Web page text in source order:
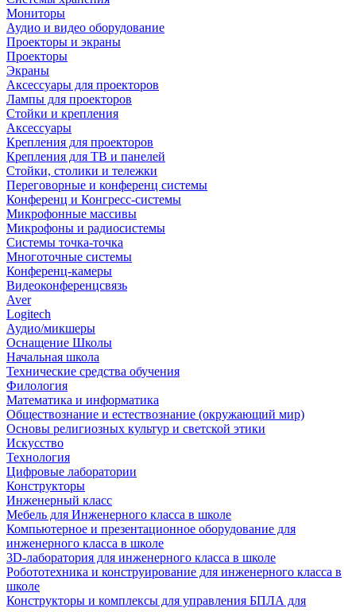
Мониторы
Аудио и видео оборудование
Проекторы и экраны
Проекторы
Экраны
Аксессуары для проекторов
Лампы для проекторов
Стойки и крепления
Аксессуары
Крепления для проекторов
Крепления для ТВ и панелей
Стойки, столики и тележки
Переговорные и конференц системы
Конференц и Конгресс-системы
Микрофонные массивы
Микрофоны и радиосистемы
Системы точка-точка
Многоточные системы
Конференц-камеры
Видеоконференцсвязь
Aver
Logitech
Аудио/микшеры
Оснащение Школы
Начальная школа
Технические средства обучения
Филология
Математика и информатика
Обществознание и естествознание (окружающий мир)
Основы религиозных культур и светской этики
Искусство
Технология
Цифровые лаборатории
Конструкторы
Инженерный класс
Мебель для Инженерного класса в школе
Компьютерное и презентационное оборудование для
инженерного класса в школе
3D-лаборатория для инженерного класса в школе
Робототехника и конструирование для инженерного класса в
школе
Конструкторы и комплексы для управления БПЛА для